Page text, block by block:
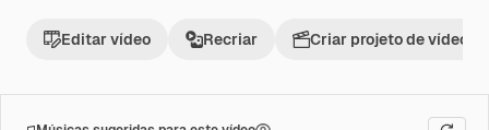
Editar vídeo Recriar Criar projeto de vídeo